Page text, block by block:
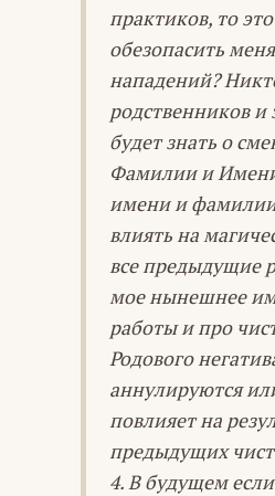
практиков, то
обезопасить
нападений?
родственников
будет знать о
Фамилии и
имени и
влиять на
все предыдущие
мое нынешнее
работы и про
Родового
аннулируются
повлияет на
предыдущих
4. В будущем если